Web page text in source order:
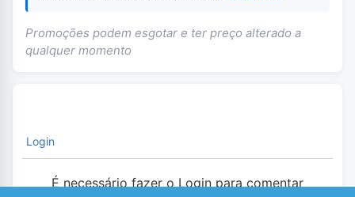
Promoções podem esgotar e ter preço alterado a
qualquer momento
Login
É necessário fazer o Login para comentar